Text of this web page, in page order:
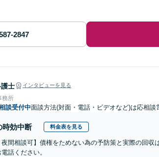
士 インタビューを見る
務所
談受付中面談方法(対面・電話・ビデオなど)は応相談
時効中断 料金表を見る
夜間相談可】債権をためない為の予防策と実際の回
話ください。